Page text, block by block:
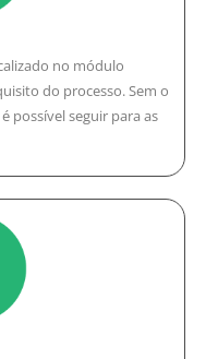
no módulo
do processo. Sem o
possível seguir para as